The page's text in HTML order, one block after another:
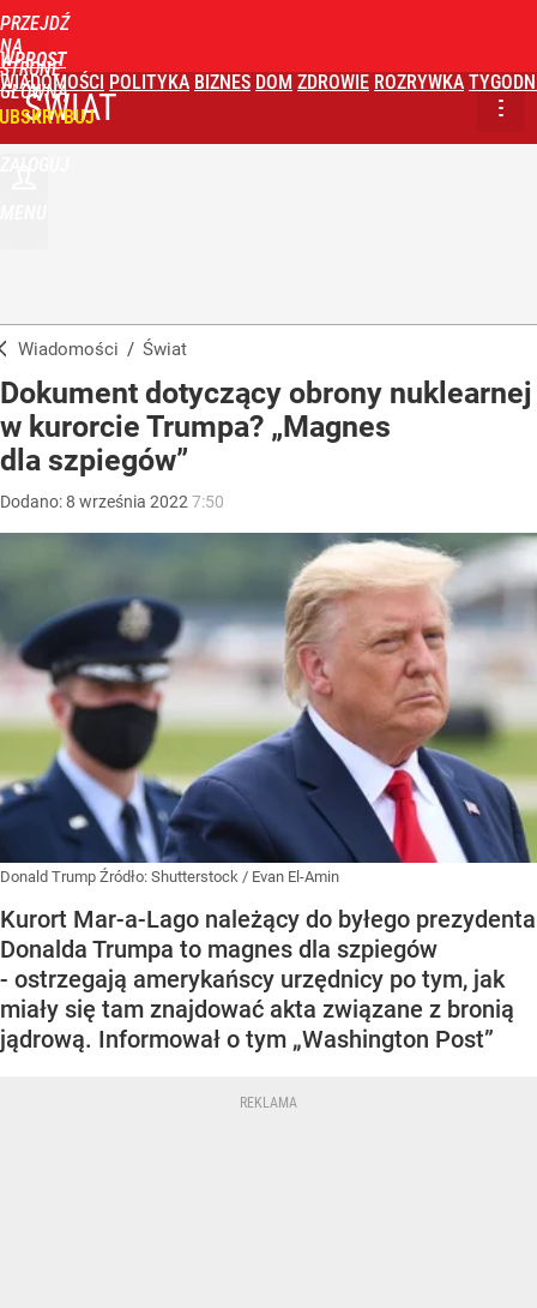
PRZEJDŹ
NA
STRONĘ
GŁÓWNĄ
WPROST
WIADOMOŚCI POLITYKA BIZNES DOM ZDROWIE ROZRYWKA
ŚWIAT
Wiadomości / Świat
Dokument dotyczący obrony nuklearnej
w kurorcie Trumpa? „Magnes
dla szpiegów”
Dodano:8 września 2022 7:50
Donald Trump Źródło: Shutterstock / Evan El-Amin
Kurort Mar-a-Lago należący do byłego prezydenta
Donalda Trumpa to magnes dla szpiegów
- ostrzegają amerykańscy urzędnicy po tym, jak
miały się tam znajdować akta związane z bronią
jądrową. Informował o tym „Washington Post”